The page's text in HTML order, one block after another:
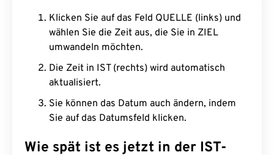
Klicken Sie auf das Feld QUELLE (links) und
wählen Sie die Zeit aus, die Sie in ZIEL
umwandeln möchten.
Die Zeit in IST (rechts) wird automatisch
aktualisiert.
Sie können das Datum auch ändern, indem
Sie auf das Datumsfeld klicken.
Wie spät ist es jetzt in der IST-